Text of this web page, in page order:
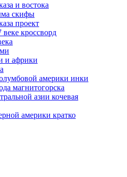
и востока
скифы
проект
веке кроссворд
и африки
америки инки
магнитогорска
азии кочевая
америки кратко